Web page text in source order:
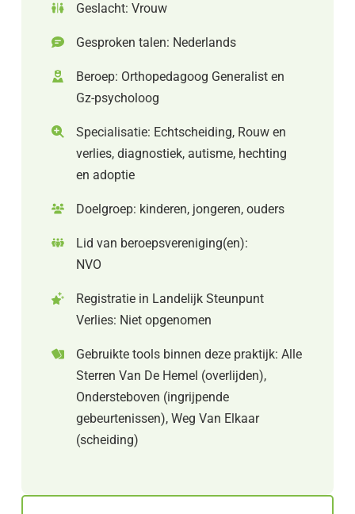
Geslacht: Vrouw
Gesproken talen: Nederlands
Beroep: Orthopedagoog Generalist en
Gz-psycholoog
Specialisatie: Echtscheiding, Rouw en
verlies, diagnostiek, autisme, hechting
en adoptie
Doelgroep: kinderen, jongeren, ouders
Lid van beroepsvereniging(en):
NVO
Registratie in Landelijk Steunpunt
Verlies: Niet opgenomen
Gebruikte tools binnen deze praktijk: Alle
Sterren Van De Hemel (overlijden),
Ondersteboven (ingrijpende
gebeurtenissen), Weg Van Elkaar
(scheiding)